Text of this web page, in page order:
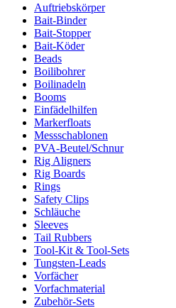
Auftriebskörper
Bait-Binder
Bait-Stopper
Bait-Köder
Beads
Boilibohrer
Boilinadeln
Booms
Einfädelhilfen
Markerfloats
Messschablonen
PVA-Beutel/Schnur
Rig Aligners
Rig Boards
Rings
Safety Clips
Schläuche
Sleeves
Tail Rubbers
Tool-Kit & Tool-Sets
Tungsten-Leads
Vorfächer
Vorfachmaterial
Zubehör-Sets